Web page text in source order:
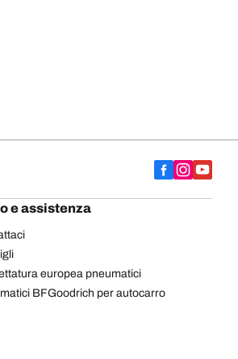
e assistenza
europea pneumatici
BFGoodrich per autocarro